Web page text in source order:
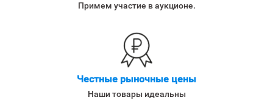
Примем участие в аукционе.
Честные рыночные цены
Наши товары идеальны